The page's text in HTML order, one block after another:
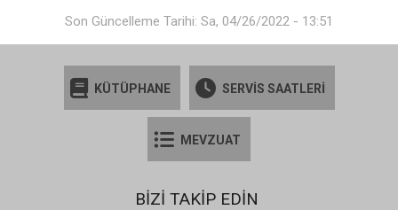
Son Güncelleme Tarihi: Sa, 04/26/2022 - 13:51
KÜTÜPHANE SERVİS SAATLERİ
MEVZUAT
BİZİ TAKİP EDİN